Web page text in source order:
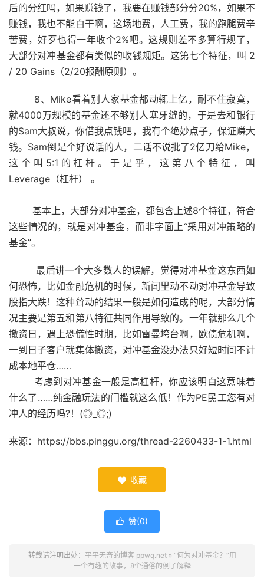
后的分红吗，如果赚钱了，我要在赚钱部分分20%，如果不
赚钱，我也不能白干啊，这场地费，人工费，我的跑腿费辛
苦费，好歹也得一年收个2%吧。这规则差不多算行规了，
大部分对冲基金都有类似的收钱规矩。这第七个特征，叫 2
/ 20 Gains（2/20报酬原则）。
8、Mike看着别人家基金都动辄上亿，耐不住寂寞，
就4000万规模的基金还不够别人塞牙缝的，于是去和银行
的Sam大叔说，你借我点钱吧，我有个绝妙点子，保证赚大
钱。Sam倒是个好说话的人，二话不说批了2亿刀给Mike，
这个叫5:1的杠杆。于是乎，这第八个特征，叫
Leverage（杠杆） 。
基本上，大部分对冲基金，都包含上述8个特征，符合
这些情况的，就是对冲基金，而非字面上“采用对冲策略的
基金”。
最后讲一个大多数人的误解，觉得对冲基金这东西如
何恐怖，比如金融危机的时候，新闻里动不动对冲基金导致
股指大跌！这种耸动的结果一般是如何造成的呢，大部分情
况主要是第五和第八特征共同作用导致的。一年就那么几个
撤资日，遇上恐慌性时期，比如雷曼垮台啊，欧债危机啊，
一到日子客户就集体撤资，对冲基金没办法只好短时间不计
成本地平仓……
考虑到对冲基金一般是高杠杆，你应该明白这意味着
什么了……纯金融玩法的门槛就这么低！作为PE民工您有对
冲人的经历吗?！(◎_◎;)
来源：https://bbs.pinggu.org/thread-2260433-1-1.html
 收藏
 赞(0)
转载请注明出处： 平平无奇的博客 ppwq.net» “何为对冲基金？”用
一个有趣的故事，8个通俗的例子解释